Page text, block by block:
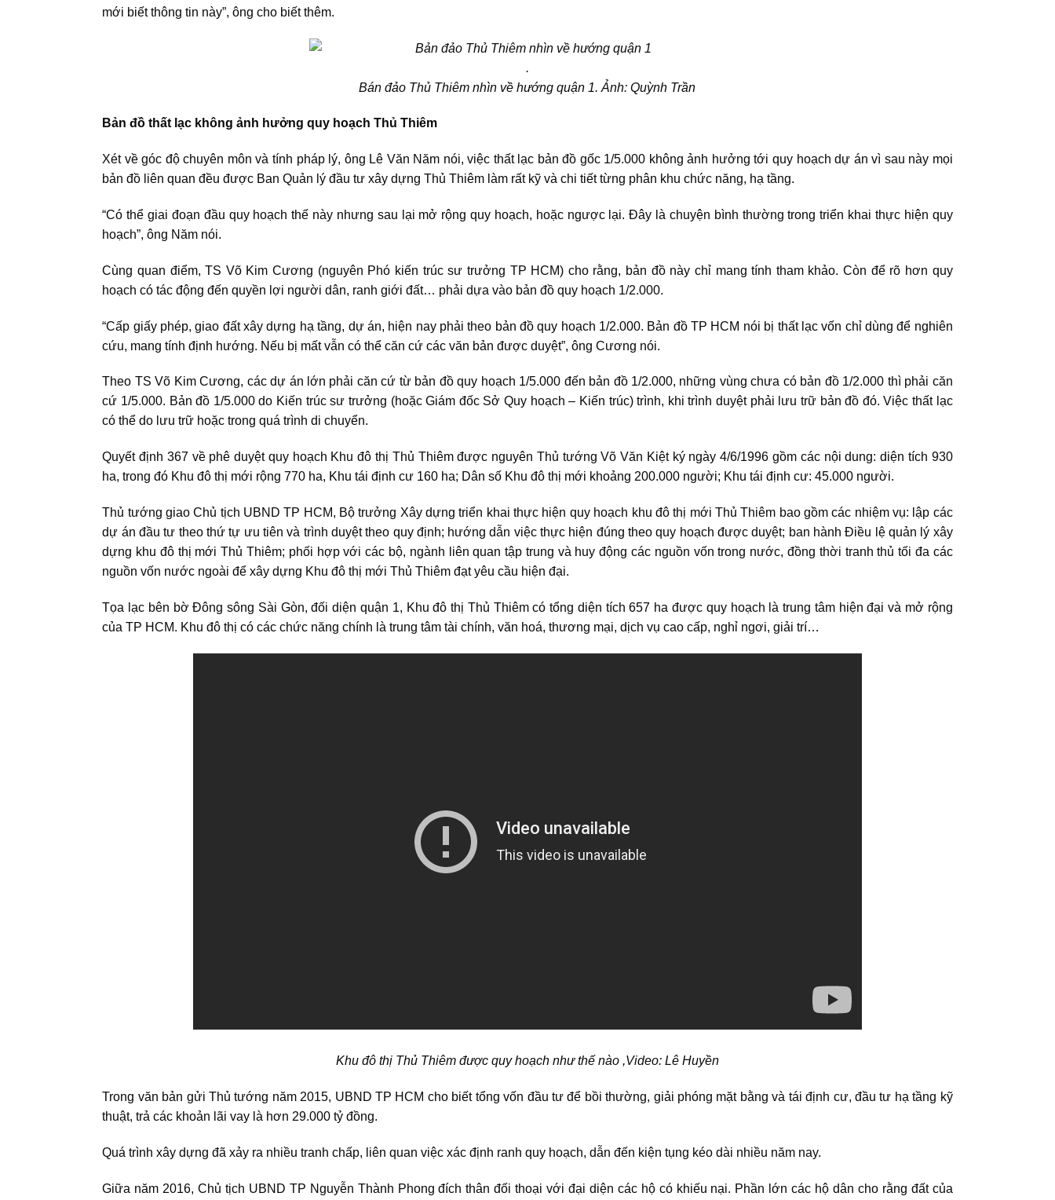
mới biết thông tin này”, ông cho biết thêm.
.
Bán đảo Thủ Thiêm nhìn về hướng quận 1. Ảnh: Quỳnh Trần
Bản đồ thất lạc không ảnh hưởng quy hoạch Thủ Thiêm
Xét về góc độ chuyên môn và tính pháp lý, ông Lê Văn Năm nói, việc thất lạc bản đồ gốc 1/5.000 không ảnh hưởng tới quy hoạch dự án vì sau này mọi
bản đồ liên quan đều được Ban Quản lý đầu tư xây dựng Thủ Thiêm làm rất kỹ và chi tiết từng phân khu chức năng, hạ tầng.
“Có thể giai đoạn đầu quy hoạch thế này nhưng sau lại mở rộng quy hoạch, hoặc ngược lại. Đây là chuyện bình thường trong triển khai thực hiện quy
hoạch”, ông Năm nói.
Cùng quan điểm, TS Võ Kim Cương (nguyên Phó kiến trúc sư trưởng TP HCM) cho rằng, bản đồ này chỉ mang tính tham khảo. Còn để rõ hơn quy
hoạch có tác động đến quyền lợi người dân, ranh giới đất… phải dựa vào bản đồ quy hoạch 1/2.000.
“Cấp giấy phép, giao đất xây dựng hạ tầng, dự án, hiện nay phải theo bản đồ quy hoạch 1/2.000. Bản đồ TP HCM nói bị thất lạc vốn chỉ dùng để nghiên
cứu, mang tính định hướng. Nếu bị mất vẫn có thể căn cứ các văn bản được duyệt”, ông Cương nói.
Theo TS Võ Kim Cương, các dự án lớn phải căn cứ từ bản đồ quy hoạch 1/5.000 đến bản đồ 1/2.000, những vùng chưa có bản đồ 1/2.000 thì phải căn
cứ 1/5.000. Bản đồ 1/5.000 do Kiến trúc sư trưởng (hoặc Giám đốc Sở Quy hoạch – Kiến trúc) trình, khi trình duyệt phải lưu trữ bản đồ đó. Việc thất lạc
có thể do lưu trữ hoặc trong quá trình di chuyển.
Quyết định 367 về phê duyệt quy hoạch Khu đô thị Thủ Thiêm được nguyên Thủ tướng Võ Văn Kiệt ký ngày 4/6/1996 gồm các nội dung: diện tích 930
ha, trong đó Khu đô thị mới rộng 770 ha, Khu tái định cư 160 ha; Dân số Khu đô thị mới khoảng 200.000 người; Khu tái định cư: 45.000 người.
Thủ tướng giao Chủ tịch UBND TP HCM, Bộ trưởng Xây dựng triển khai thực hiện quy hoạch khu đô thị mới Thủ Thiêm bao gồm các nhiệm vụ: lập các
dự án đầu tư theo thứ tự ưu tiên và trình duyệt theo quy định; hướng dẫn việc thực hiện đúng theo quy hoạch được duyệt; ban hành Điều lệ quản lý xây
dựng khu đô thị mới Thủ Thiêm; phối hợp với các bộ, ngành liên quan tập trung và huy động các nguồn vốn trong nước, đồng thời tranh thủ tối đa các
nguồn vốn nước ngoài để xây dựng Khu đô thị mới Thủ Thiêm đạt yêu cầu hiện đại.
Tọa lạc bên bờ Đông sông Sài Gòn, đối diện quận 1, Khu đô thị Thủ Thiêm có tổng diện tích 657 ha được quy hoạch là trung tâm hiện đại và mở rộng
của TP HCM. Khu đô thị có các chức năng chính là trung tâm tài chính, văn hoá, thương mại, dịch vụ cao cấp, nghỉ ngơi, giải trí…
Khu đô thị Thủ Thiêm được quy hoạch như thế nào ,Video: Lê Huyền
Trong văn bản gửi Thủ tướng năm 2015, UBND TP HCM cho biết tổng vốn đầu tư để bồi thường, giải phóng mặt bằng và tái định cư, đầu tư hạ tầng kỹ
thuật, trả các khoản lãi vay là hơn 29.000 tỷ đồng.
Quá trình xây dựng đã xảy ra nhiều tranh chấp, liên quan việc xác định ranh quy hoạch, dẫn đến kiện tụng kéo dài nhiều năm nay.
Giữa năm 2016, Chủ tịch UBND TP Nguyễn Thành Phong đích thân đối thoại với đại diện các hộ có khiếu nại. Phần lớn các hộ dân cho rằng đất của